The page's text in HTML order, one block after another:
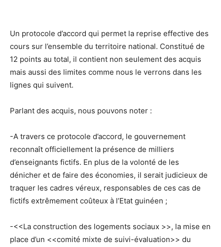
Un protocole d’accord qui permet la reprise effective des
cours sur l’ensemble du territoire national. Constitué de
12 points au total, il contient non seulement des acquis
mais aussi des limites comme nous le verrons dans les
lignes qui suivent.
Parlant des acquis, nous pouvons noter :
-A travers ce protocole d’accord, le gouvernement
reconnaît officiellement la présence de milliers
d’enseignants fictifs. En plus de la volonté de les
dénicher et de faire des économies, il serait judicieux de
traquer les cadres véreux, responsables de ces cas de
fictifs extrêmement coûteux à l’Etat guinéen ;
-<<La construction des logements sociaux >>, la mise en
place d’un <<comité mixte de suivi-évaluation>> du